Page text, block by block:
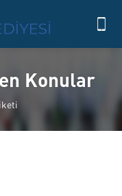
Konular